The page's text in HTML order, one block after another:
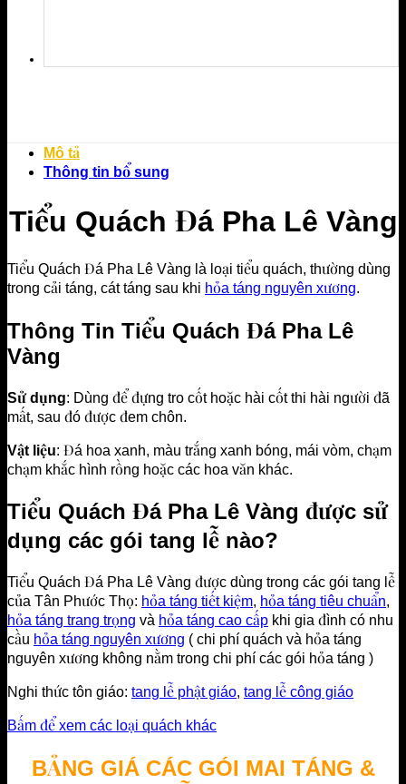
Mô tả
Thông tin bổ sung
Tiểu Quách Đá Pha Lê Vàng
Tiểu Quách Đá Pha Lê Vàng là loại tiểu quách, thường dùng
trong cải táng, cát táng sau khi hỏa táng nguyên xương.
Thông Tin Tiểu Quách Đá Pha Lê
Vàng
Sử dụng: Dùng để đựng tro cốt hoặc hài cốt thi hài người đã
mất, sau đó được đem chôn.
Vật liệu: Đá hoa xanh, màu trắng xanh bóng, mái vòm, chạm
chạm khắc hình rồng hoặc các hoa văn khác.
Tiểu Quách Đá Pha Lê Vàng được sử
dụng các gói tang lễ nào?
Tiểu Quách Đá Pha Lê Vàng được dùng trong các gói tang lễ
của Tân Phước Thọ: hỏa táng tiết kiệm, hỏa táng tiêu chuẩn,
hỏa táng trang trọng và hỏa táng cao cấp khi gia đình có nhu
cầu hỏa táng nguyên xương ( chi phí quách và hỏa táng
nguyên xương không nằm trong chi phí các gói hỏa táng )
Nghi thức tôn giáo: tang lễ phật giáo, tang lễ công giáo
Bấm để xem các loại quách khác
BẢNG GIÁ CÁC GÓI MAI TÁNG &